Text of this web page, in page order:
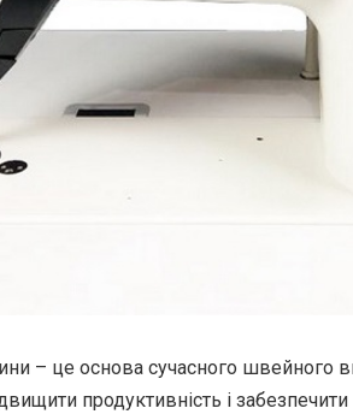
– це основа сучасного швейного
продуктивність і